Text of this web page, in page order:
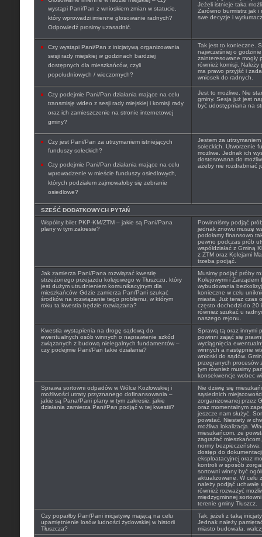
wystąpi Pani/Pan z wnioskiem zmian w statucie,
który wprowadzi imienne głosowanie radnych?
Odpowiedź prosimy uzasadnić.
Jeżeli istnieje taka
Zarówno burmistrz jak
swe decyzje i
Czy wystąpi Pani/Pan z inicjatywą organizowania
sesji rady miejskiej w godzinach bardziej
dostępnych dla mieszkańców, czyli
popołudniowych / wieczornych?
Tak jest to konieczne.
najwcześniej o
zainteresowane mogły
również komisji.
ma prawo przyjść i
wniosek do radnych.
Czy podejmie Pani/Pan działania mające na celu
transmisję wideo z sesji rady miejskiej i komisji rady
oraz ich zamieszczenie na stronie internetowej
gminy?
Jest to możliwe. Nie
gminy. Sesja już jest
być udostępniana na
Czy jest Pani/Pan za utrzymaniem istniejących
funduszy sołeckich?
Czy podejmie Pani/Pan działania mające na celu
wprowadzenie w mieście funduszy osiedlowych,
których podziałem zajmowałoby się zebranie
osiedlowe?
Jestem za
sołeckich. Utworzenie
możliwe. Jednak ich
dostosowana do
ażeby nie rozdrabniać
SZEŚĆ DODATKOWYCH PYTAŃ
Wspólny bilet PKP-KM/ZTM – jakie są Pani/Pana
plany w tym zakresie?
Powinniśmy podjąć
jednak znowu muszę
podołamy finansowo
pewno podczas prób
współdziałać z Gminą
z ZTM oraz Kolejami
trzeba podjąć.
Jak zamierza Pani/Pana rozwiązać kwestię
strzeżonego przejazdu kolejowego w Tłuszczu, który
jest dużym utrudnieniem komunikacyjnym dla
mieszkańców. Gdzie zamierza Pan/Pani szukać
środków na rozwiązanie tego problemu, w którym
roku ta kwestia będzie rozwiązana?
Musimy podjąć próby
Kolejowymi i Zarządem
wybudowania
konieczne w celu
miasta. Już teraz czas
często dochodzi do 20
również szukać u
naszego rejonu.
Kwestia wystąpienia na drogę sądową do
ewentualnych osób winnych o naprawienie szkód
związanych z budową nielegalnych fundamentów –
czy podejmie Pani/Pan takie działania?
Sprawą tą oraz innymi
powinni zająć się
wyciągnięcia
winnych a następnie
wnioski do sądów.
przegranych procesów
tym również musimy
konsekwencje wobec
Sprawa sortowni odpadów w Wólce Kozłowskiej i
możliwości utraty przyznanego dofinansowania –
jakie są Pana/Pani plany w tym zakresie, jakie
działania zamierza Pani/Pan podjąć w tej kwestii?
Nie dziwię się
sąsiednich
zorganizowanej przez
oraz momentalnym
jeszcze nam służyć.
powstać. Niestety w
możliwa lokalizacja.
mieszkańcom, że
zagrażać
normy
dostęp do
eksploatacyjnej oraz
kontroli w sposób
sortowni winny być
aktualizowane. W celu
należy podjąć uchwałę
również rozważyć
międzygminnej
terenie gminy Tłuszcz.
Czy poparłby Pan/Pani inicjatywę mającą na celu
upamiętnienie losów ludności żydowskiej w historii
Tłuszcza?
Tak, jeżeli z taką
Jednak należy
miasto budowała,